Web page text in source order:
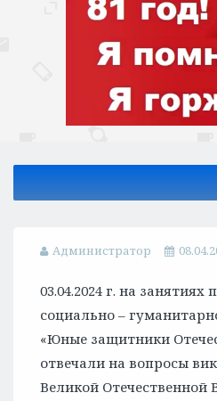
Администратор
03.04.2024 г. на
социально –
«Юные защитники
отвечали на вопросы
Великой Отечественной